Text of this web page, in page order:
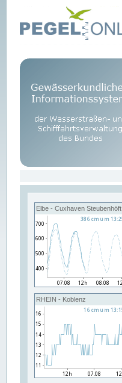
Elbe - Cuxhaven Steubenhöft
RHEIN - Koblenz